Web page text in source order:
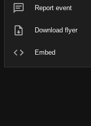
Report event
Download flyer
Embed